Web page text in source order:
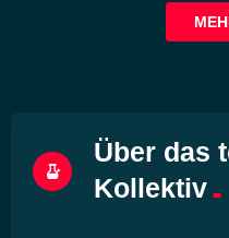
Über das
Kollektiv